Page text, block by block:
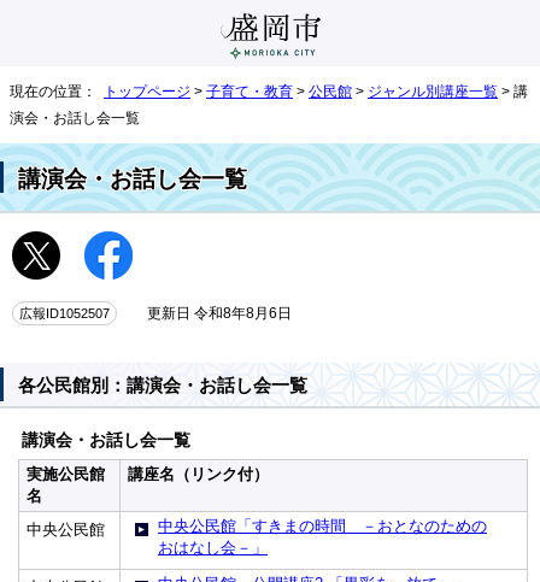
現在の位置： トップページ > 子育て・教育 > 公民館 > ジャンル別講座一覧 > 講
演会・お話し会一覧
講演会・お話し会一覧
広報ID1052507 更新日 令和8年8月6日
各公民館別：講演会・お話し会一覧
講演会・お話し会一覧
実施公民館
名
講座名（リンク付）
中央公民館
中央公民館「すきまの時間 －おとなのための
おはなし会－」